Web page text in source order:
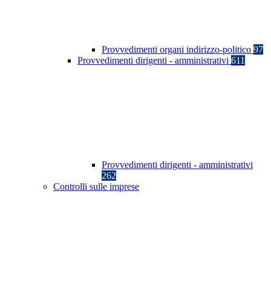
Provvedimenti organi indirizzo-politico 97
Provvedimenti dirigenti - amministrativi 611
Provvedimenti dirigenti - amministrativi
262
Controlli sulle imprese